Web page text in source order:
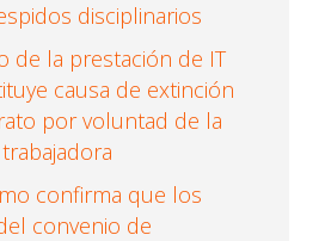
disciplinarios
de la prestación de IT
causa de extinción
por voluntad de la
confirma que los
convenio de